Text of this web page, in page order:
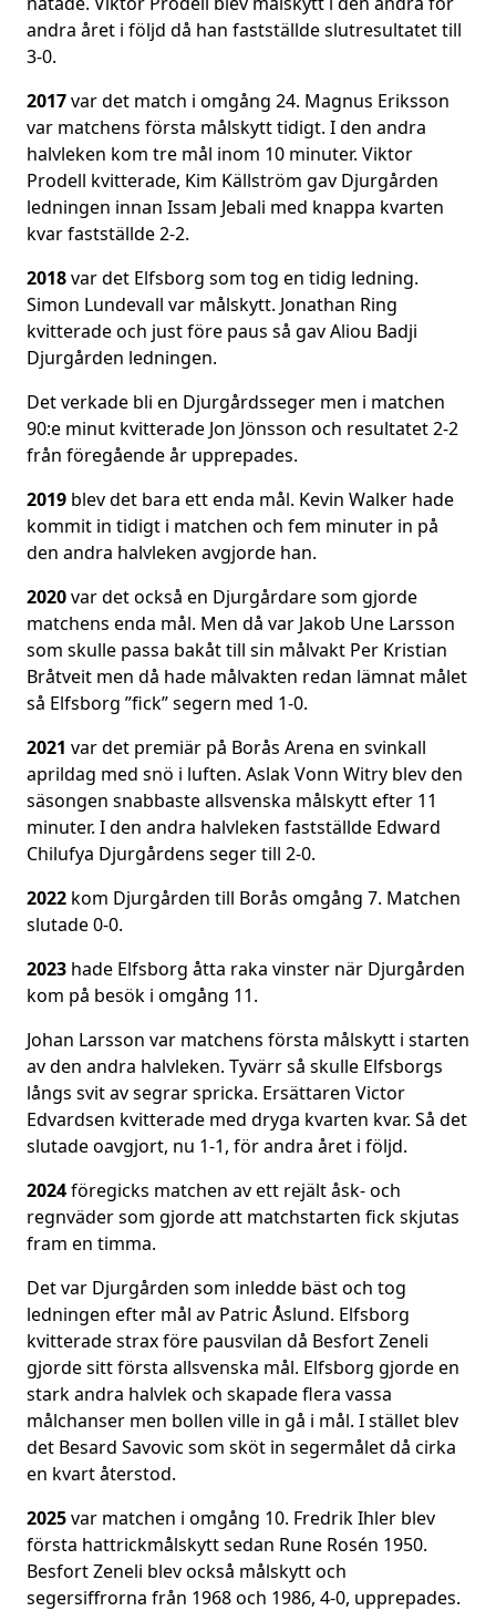
andra året i följd då han fastställde slutresultatet till
3-0.
2017var det match i omgång 24. Magnus Eriksson
var matchens första målskytt tidigt. I den andra
halvleken kom tre mål inom 10 minuter. Viktor
Prodell kvitterade, Kim Källström gav Djurgården
ledningen innan Issam Jebali med knappa kvarten
kvar fastställde 2-2.
2018var det Elfsborg som tog en tidig ledning.
Simon Lundevall var målskytt. Jonathan Ring
kvitterade och just före paus så gav Aliou Badji
Djurgården ledningen.
Det verkade bli en Djurgårdsseger men i matchen
90:e minut kvitterade Jon Jönsson och resultatet 2-2
från föregående år upprepades.
2019 blev det bara ett enda mål. Kevin Walker hade
kommit in tidigt i matchen och fem minuter in på
den andra halvleken avgjorde han.
2020var det också en Djurgårdare som gjorde
matchens enda mål. Men då var Jakob Une Larsson
som skulle passa bakåt till sin målvakt Per Kristian
Bråtveit men då hade målvakten redan lämnat målet
så Elfsborg ”fick” segern med 1-0.
2021 var det premiär på Borås Arena en svinkall
aprildag med snö i luften. Aslak Vonn Witry blev den
säsongen snabbaste allsvenska målskytt efter 11
minuter. I den andra halvleken fastställde Edward
Chilufya Djurgårdens seger till 2-0.
2022 kom Djurgården till Borås omgång 7. Matchen
slutade 0-0.
2023 hade Elfsborg åtta raka vinster när Djurgården
kom på besök i omgång 11.
Johan Larsson var matchens första målskytt i starten
av den andra halvleken. Tyvärr så skulle Elfsborgs
långs svit av segrar spricka. Ersättaren Victor
Edvardsen kvitterade med dryga kvarten kvar. Så det
slutade oavgjort, nu 1-1, för andra året i följd.
2024föregicks matchen av ett rejält åsk- och
regnväder som gjorde att matchstarten fick skjutas
fram en timma.
Det var Djurgården som inledde bäst och tog
ledningen efter mål av Patric Åslund. Elfsborg
kvitterade strax före pausvilan då Besfort Zeneli
gjorde sitt första allsvenska mål. Elfsborg gjorde en
stark andra halvlek och skapade flera vassa
målchanser men bollen ville in gå i mål. I stället blev
det Besard Savovic som sköt in segermålet då cirka
en kvart återstod.
2025var matchen i omgång 10. Fredrik Ihler blev
första hattrickmålskytt sedan Rune Rosén 1950.
Besfort Zeneli blev också målskytt och
segersiffrorna från 1968 och 1986, 4-0, upprepades.